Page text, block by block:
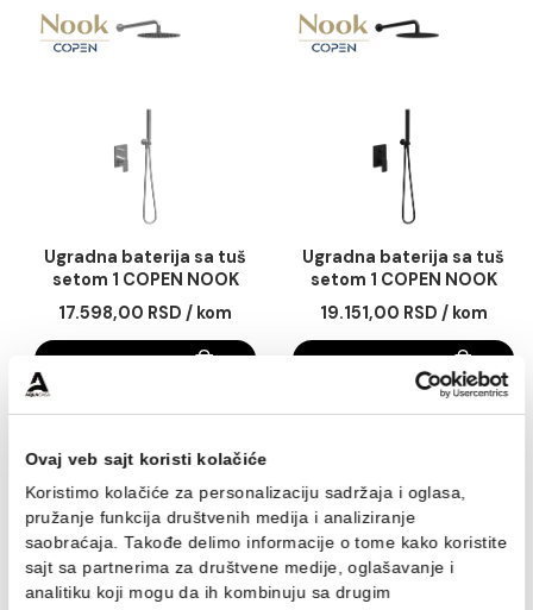
Ugradna baterija sa
prebacivačem COPEN
NOOK mat crna
9.234,00 RSD / kom
DODAJ U KORPU
Ugradna baterija sa
setom 1 COPEN
gunmetal
24.889,00 RSD /
DODAJ U KORPU